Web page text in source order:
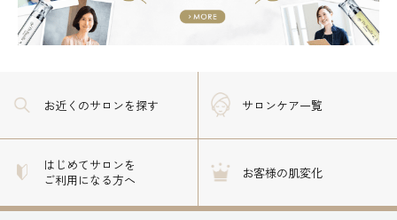
お近くのサロンを探す サロンケア一覧
はじめてサロンを
ご利用になる方へ
お客様の肌変化